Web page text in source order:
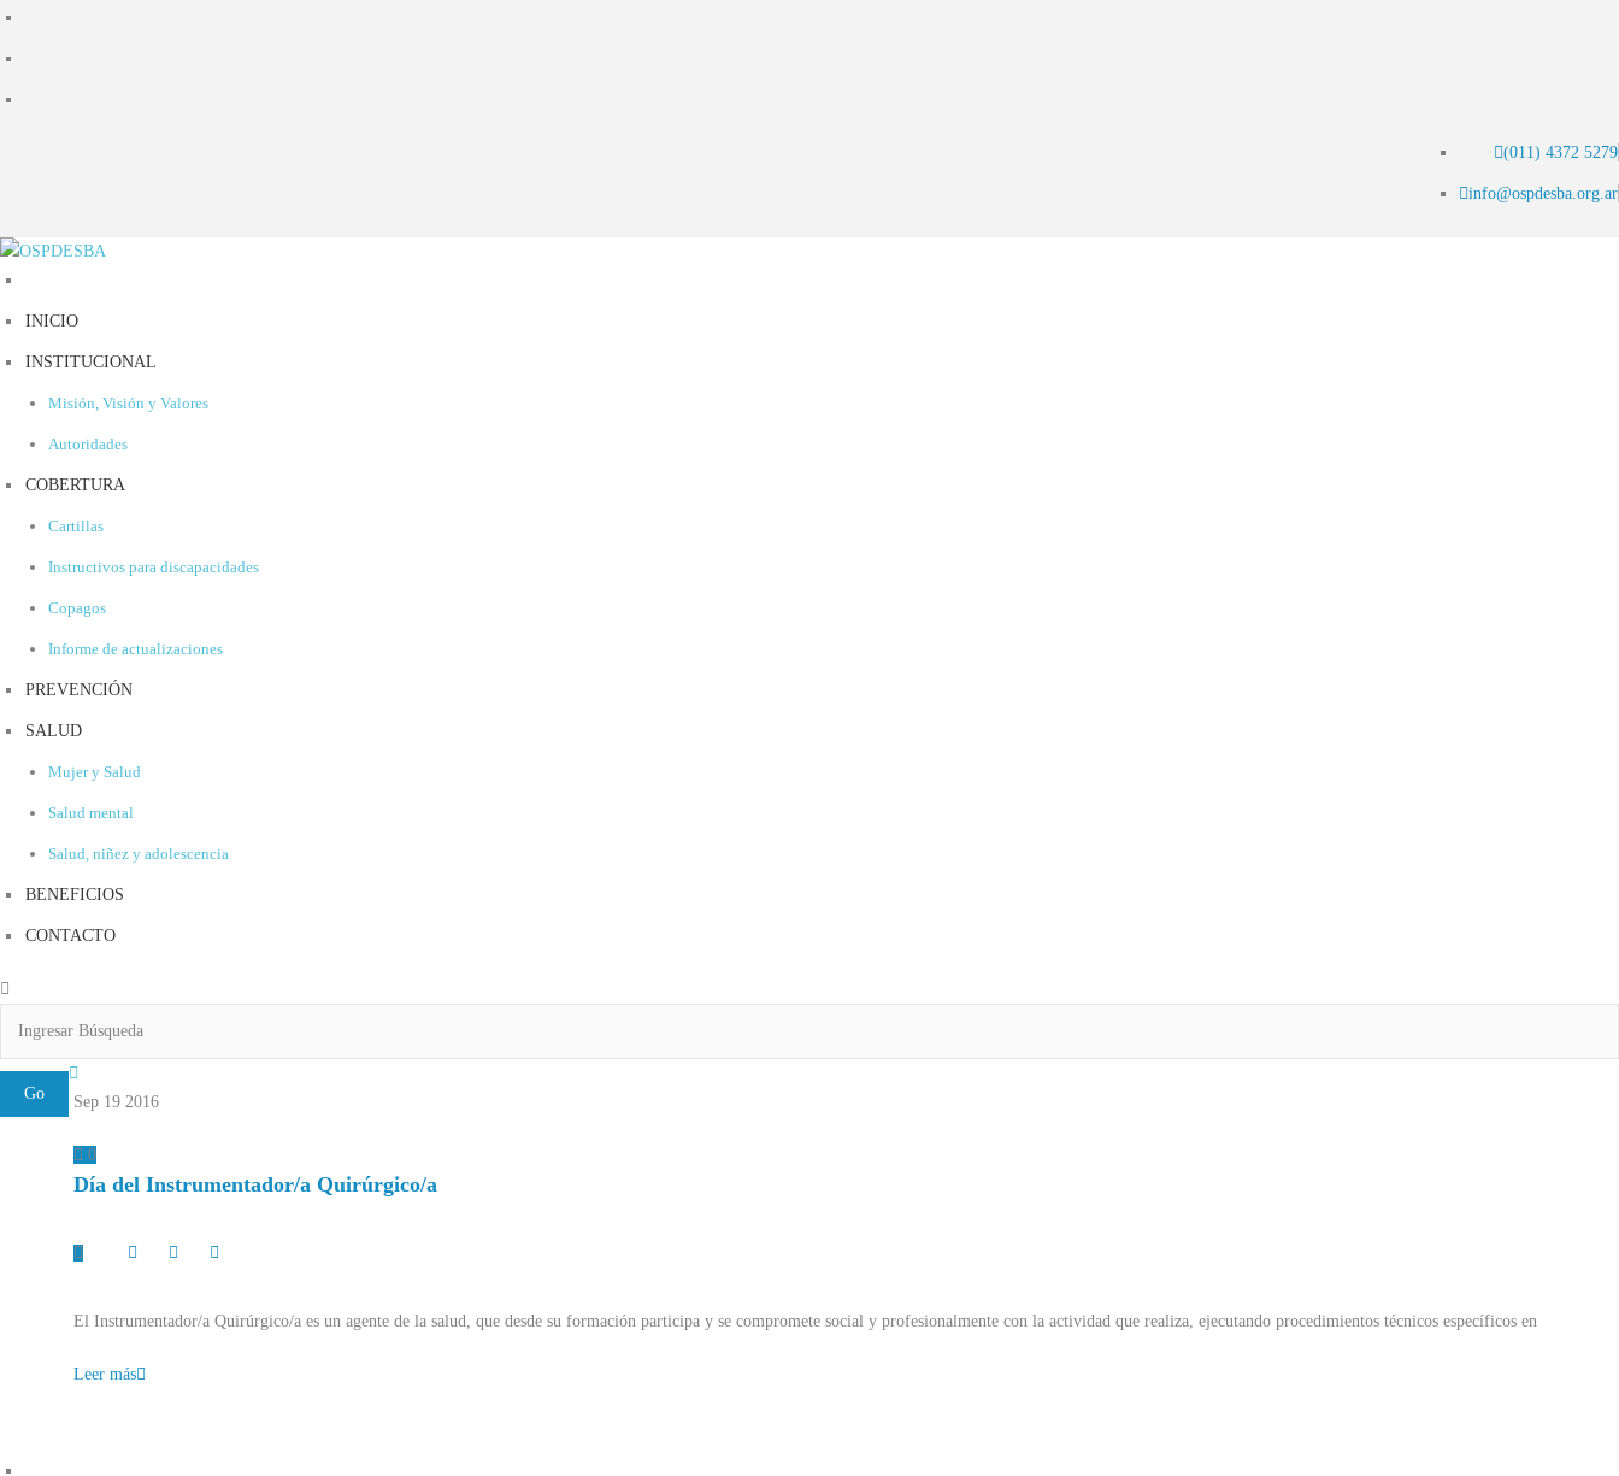
(011) 4372 5279
info@ospdesba.org.ar
INICIO
INSTITUCIONAL
Misión, Visión y Valores
Autoridades
COBERTURA
Cartillas
Instructivos para discapacidades
Copagos
Informe de actualizaciones
PREVENCIÓN
SALUD
Mujer y Salud
Salud mental
Salud, niñez y adolescencia
BENEFICIOS
CONTACTO
Sep 19 2016
0
Día del Instrumentador/a Quirúrgico/a
El Instrumentador/a Quirúrgico/a es un agente de la salud, que desde su formación participa y se compromete social y profesionalmente con la actividad que realiza, ejecutando procedimientos técnicos específicos en
Leer más